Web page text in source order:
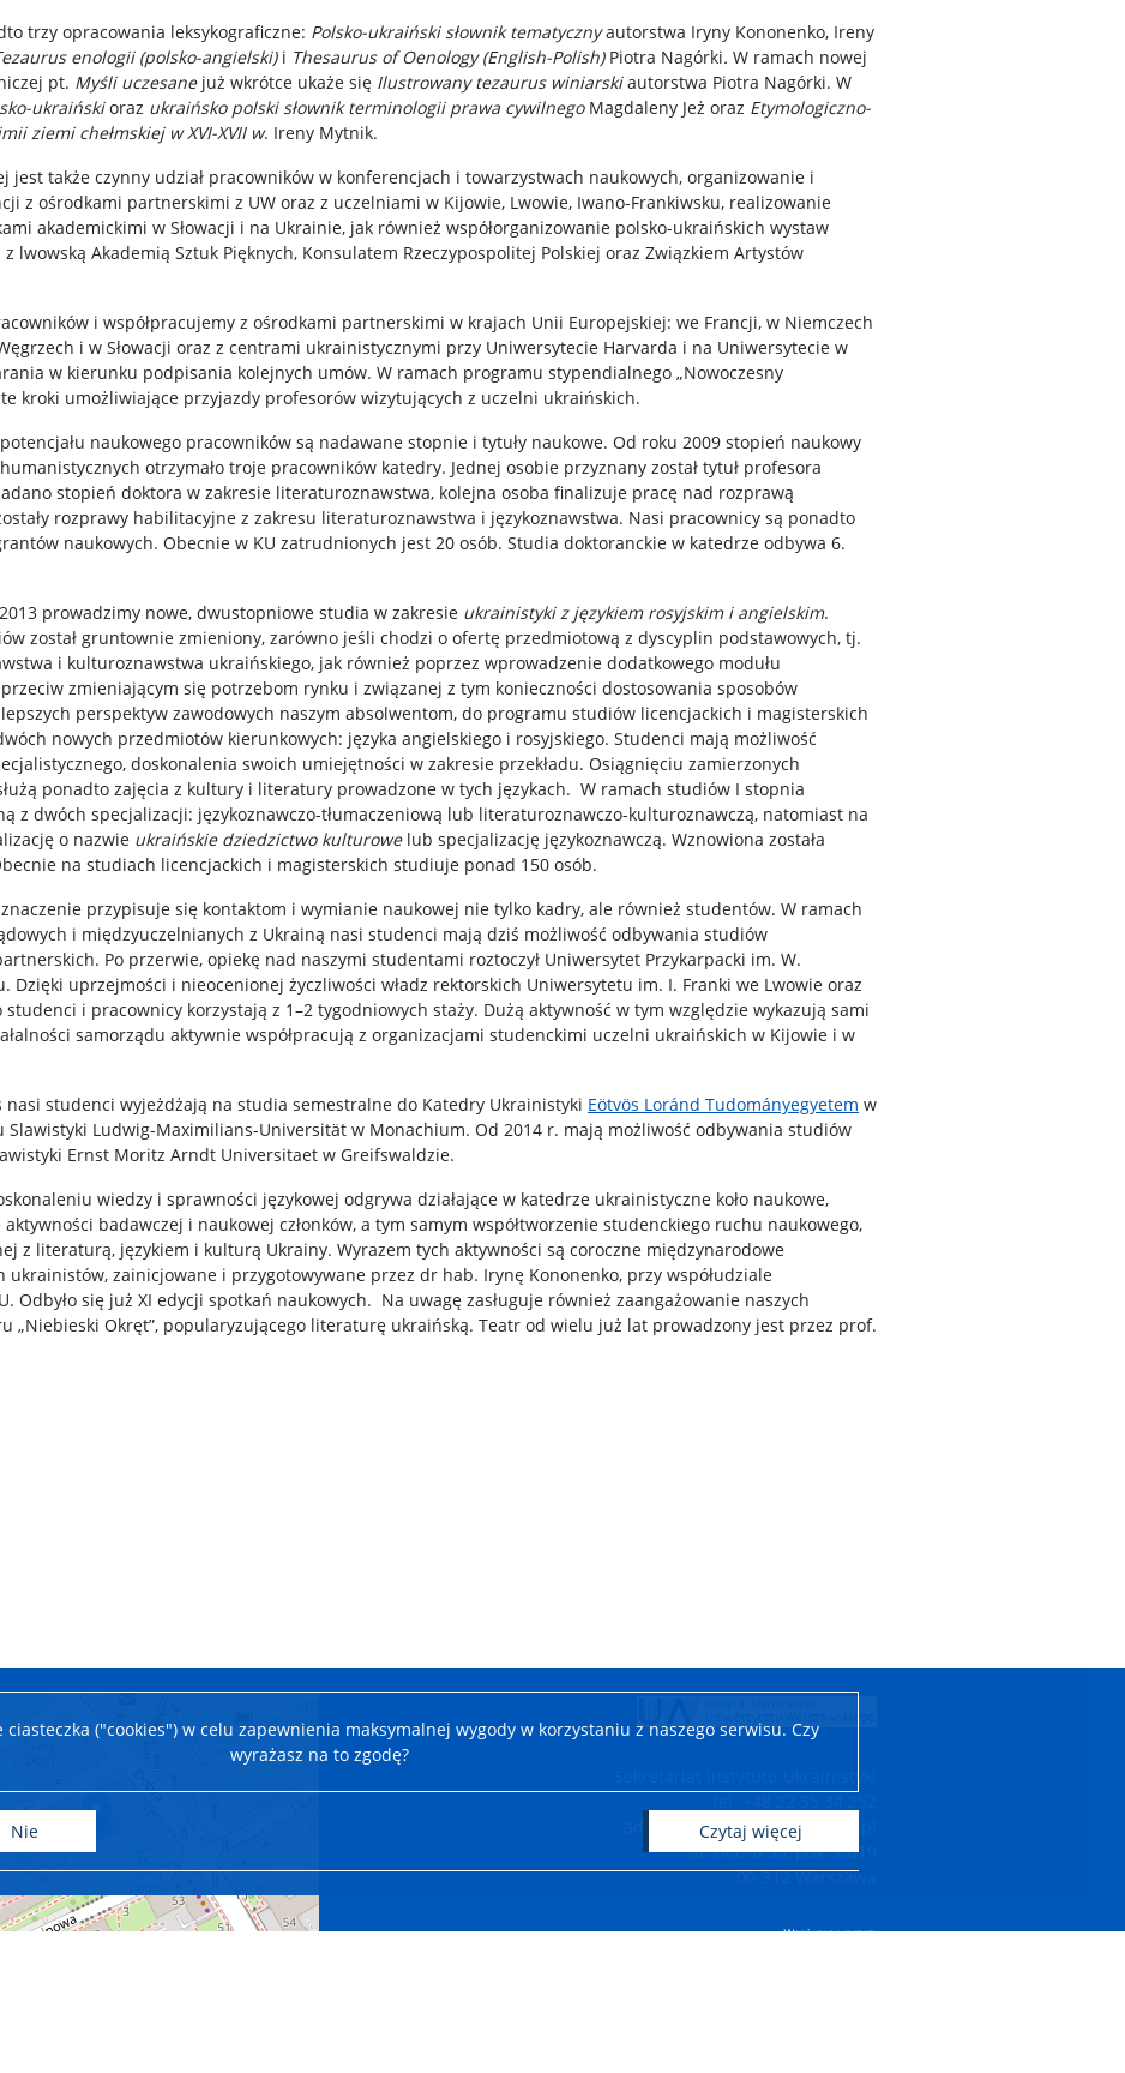
("cookies") w celu zapewnienia maksymalnej wygody w korzystaniu z naszego serwisu. Czy
wyrażasz na to zgodę?
Nie czytaj więcej
trzy opracowania leksykograficzne: Polsko-ukraiński słownik tematycznyautorstwa Iryny Kononenko, Ireny
enologii (polsko-angielski)i Thesaurus of Oenology (English-Polish)Piotra Nagórki. W ramach nowej
pt. Myśli uczesanejuż wkrótce ukaże się Ilustrowany tezaurus winiarskiautorstwa Piotra Nagórki. W
ukraińskioraz ukraińsko polski słownik terminologii prawa cywilnego Magdaleny Jeż oraz Etymologiczno-
ziemi chełmskiej w XVI-XVII w. Ireny Mytnik.
jest także czynny udział pracowników w konferencjach i towarzystwach naukowych, organizowanie i
z ośrodkami partnerskimi z UW oraz z uczelniami w Kijowie, Lwowie, Iwano-Frankiwsku, realizowanie
akademickimi w Słowacji i na Ukrainie, jak również współorganizowanie polsko-ukraińskich wystaw
lwowską Akademią Sztuk Pięknych, Konsulatem Rzeczypospolitej Polskiej oraz Związkiem Artystów
i współpracujemy z ośrodkami partnerskimi w krajach Unii Europejskiej: we Francji, w Niemczech
i w Słowacji oraz z centrami ukrainistycznymi przy Uniwersytecie Harvarda i na Uniwersytecie w
w kierunku podpisania kolejnych umów. W ramach programu stypendialnego „Nowoczesny
kroki umożliwiające przyjazdy profesorów wizytujących z uczelni ukraińskich.
naukowego pracowników są nadawane stopnie i tytuły naukowe. Od roku 2009 stopień naukowy
otrzymało troje pracowników katedry. Jednej osobie przyznany został tytuł profesora
stopień doktora w zakresie literaturoznawstwa, kolejna osoba finalizuje pracę nad rozprawą
rozprawy habilitacyjne z zakresu literaturoznawstwa i językoznawstwa. Nasi pracownicy są ponadto
naukowych. Obecnie w KU zatrudnionych jest 20 osób. Studia doktoranckie w katedrze odbywa 6.
prowadzimy nowe, dwustopniowe studia w zakresie ukrainistyki z językiem rosyjskim i angielskim.
został gruntownie zmieniony, zarówno jeśli chodzi o ofertę przedmiotową z dyscyplin podstawowych, tj.
i kulturoznawstwa ukraińskiego, jak również poprzez wprowadzenie dodatkowego modułu
zmieniającym się potrzebom rynku i związanej z tym konieczności dostosowania sposobów
perspektyw zawodowych naszym absolwentom, do programu studiów licencjackich i magisterskich
nowych przedmiotów kierunkowych: języka angielskiego i rosyjskiego. Studenci mają możliwość
doskonalenia swoich umiejętności w zakresie przekładu. Osiągnięciu zamierzonych
ponadto zajęcia z kultury i literatury prowadzone w tych językach. W ramach studiów I stopnia
z dwóch specjalizacji: językoznawczo-tłumaczeniową lub literaturoznawczo-kulturoznawczą, natomiast na
o nazwie ukraińskie dziedzictwo kulturowe lub specjalizację językoznawczą. Wznowiona została
na studiach licencjackich i magisterskich studiuje ponad 150 osób.
przypisuje się kontaktom i wymianie naukowej nie tylko kadry, ale również studentów. W ramach
i międzyuczelnianych z Ukrainą nasi studenci mają dziś możliwość odbywania studiów
Po przerwie, opiekę nad naszymi studentami roztoczył Uniwersytet Przykarpacki im. W.
Dzięki uprzejmości i nieocenionej życzliwości władz rektorskich Uniwersytetu im. I. Franki we Lwowie oraz
i pracownicy korzystają z 1–2 tygodniowych staży. Dużą aktywność w tym względzie wykazują sami
samorządu aktywnie współpracują z organizacjami studenckimi uczelni ukraińskich w Kijowie i w
studenci wyjeżdżają na studia semestralne do Katedry Ukrainistyki Eötvös Loránd Tudományegyetem w
Slawistyki Ludwig-Maximilians-Universität w Monachium. Od 2014 r. mają możliwość odbywania studiów
Ernst Moritz Arndt Universitaet w Greifswaldzie.
wiedzy i sprawności językowej odgrywa działające w katedrze ukrainistyczne koło naukowe,
badawczej i naukowej członków, a tym samym współtworzenie studenckiego ruchu naukowego,
z literaturą, językiem i kulturą Ukrainy. Wyrazem tych aktywności są coroczne międzynarodowe
ukrainistów, zainicjowane i przygotowywane przez dr hab. Irynę Kononenko, przy współudziale
Odbyło się już XI edycji spotkań naukowych. Na uwagę zasługuje również zaangażowanie naszych
„Niebieski Okręt”, popularyzującego literaturę ukraińską. Teatr od wielu już lat prowadzony jest przez prof.
adres e-mail: iu.wls@uw.edu.pl
ul. Dobra 55, pok. 2.619
00-312 Warszawa